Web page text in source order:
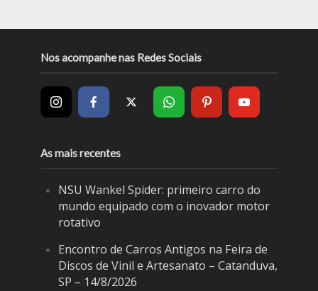
Nos acompanhe nas Redes Sociais
As mais recentes
NSU Wankel Spider: primeiro carro do
mundo equipado com o inovador motor
rotativo
Encontro de Carros Antigos na Feira de
Discos de Vinil e Artesanato – Catanduva,
SP – 14/8/2026